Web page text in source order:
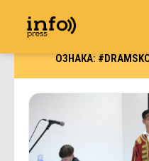
ОЗНАКА: